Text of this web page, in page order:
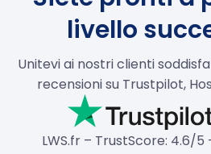
livello
Unitevi ai nostri clienti
recensioni su Trustpilot,
LWS.fr – TrustScore: 4.6/